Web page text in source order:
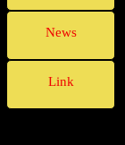
News
Link